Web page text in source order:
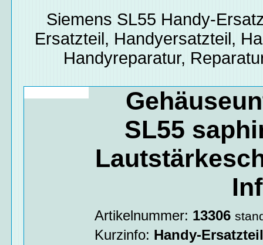
Siemens SL55 Handy-
Ersatzteil, Handyersatzteil,
Handyreparatur,
SL55
Artikelnummer: 13306
Kurzinfo: Handy-